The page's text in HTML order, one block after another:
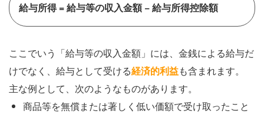
給与所得 = 給与等の収入金額 − 給与所得控除額
ここでいう「給与等の収入金額」には、金銭による給与だ
けでなく、給与として受ける経済的利益も含まれます。
主な例として、次のようなものがあります。
商品等を無償または著しく低い価額で受け取ったこと